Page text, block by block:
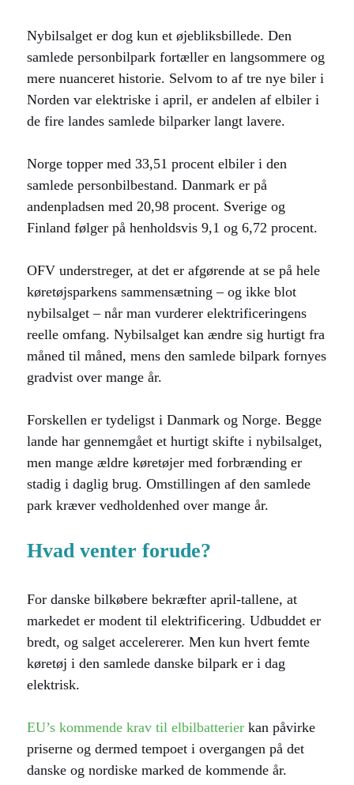
Nybilsalget er dog kun et øjebliksbillede. Den
samlede personbilpark fortæller en langsommere og
mere nuanceret historie. Selvom to af tre nye biler i
Norden var elektriske i april, er andelen af elbiler i
de fire landes samlede bilparker langt lavere.
Norge topper med 33,51 procent elbiler i den
samlede personbilbestand. Danmark er på
andenpladsen med 20,98 procent. Sverige og
Finland følger på henholdsvis 9,1 og 6,72 procent.
OFV understreger, at det er afgørende at se på hele
køretøjsparkens sammensætning – og ikke blot
nybilsalget – når man vurderer elektrificeringens
reelle omfang. Nybilsalget kan ændre sig hurtigt fra
måned til måned, mens den samlede bilpark fornyes
gradvist over mange år.
Forskellen er tydeligst i Danmark og Norge. Begge
lande har gennemgået et hurtigt skifte i nybilsalget,
men mange ældre køretøjer med forbrænding er
stadig i daglig brug. Omstillingen af den samlede
park kræver vedholdenhed over mange år.
Hvad venter forude?
For danske bilkøbere bekræfter april-tallene, at
markedet er modent til elektrificering. Udbuddet er
bredt, og salget accelererer. Men kun hvert femte
køretøj i den samlede danske bilpark er i dag
elektrisk.
EU’s kommende krav til elbilbatterier kan påvirke
priserne og dermed tempoet i overgangen på det
danske og nordiske marked de kommende år.